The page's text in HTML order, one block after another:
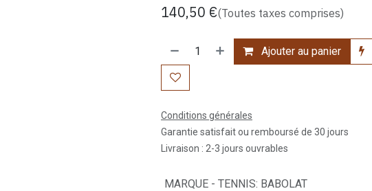
140,50 €(Toutes taxes comprises)
Ajouter au panier
Conditions générales
Garantie satisfait ou remboursé de 30 jours
Livraison : 2-3 jours ouvrables
MARQUE - TENNIS: BABOLAT